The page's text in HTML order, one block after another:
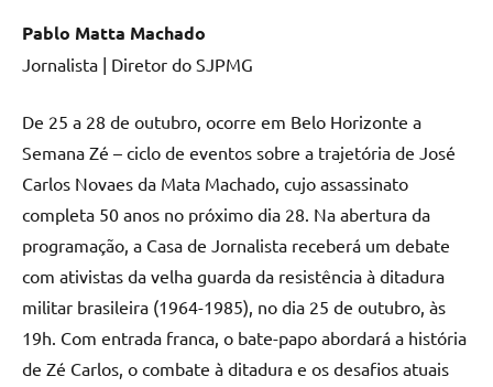
Pablo Matta Machado
Jornalista | Diretor do SJPMG
De 25 a 28 de outubro, ocorre em Belo Horizonte a
Semana Zé – ciclo de eventos sobre a trajetória de José
Carlos Novaes da Mata Machado, cujo assassinato
completa 50 anos no próximo dia 28. Na abertura da
programação, a Casa de Jornalista receberá um debate
com ativistas da velha guarda da resistência à ditadura
militar brasileira (1964-1985), no dia 25 de outubro, às
19h. Com entrada franca, o bate-papo abordará a história
de Zé Carlos, o combate à ditadura e os desafios atuais